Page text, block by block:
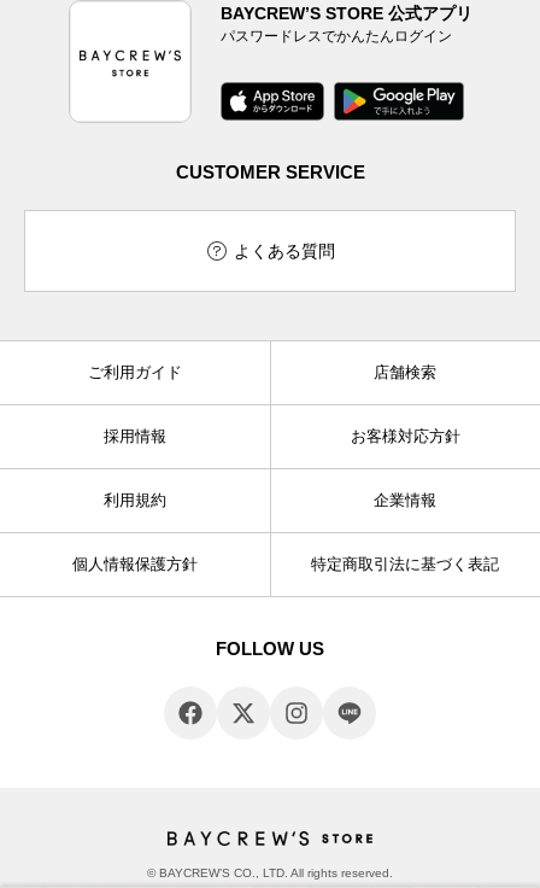
BAYCREW’S STORE 公式アプリ
パスワードレスでかんたんログイン
CUSTOMER SERVICE
よくある質問
ご利用ガイド 店舗検索
採用情報 お客様対応方針
利用規約 企業情報
個人情報保護方針 特定商取引法に基づく表記
FOLLOW US
© BAYCREW’S CO., LTD. All rights reserved.